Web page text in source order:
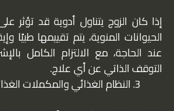
إذا كان الزوج يتناول أدوية قد تؤثر
الحيوانات المنوية، يتم تقييمها طبيًا
عند الحاجة، مع الالتزام الكامل
التوقف الذاتي عن أي علاج.
النظام الغذائي والمكملات